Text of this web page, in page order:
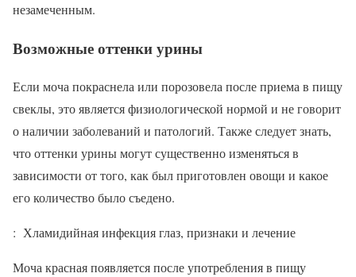
незамеченным.
Возможные оттенки урины
Если моча покраснела или порозовела после приема в пищу
свеклы, это является физиологической нормой и не говорит
о наличии заболеваний и патологий. Также следует знать,
что оттенки урины могут существенно изменяться в
зависимости от того, как был приготовлен овощи и какое
его количество было съедено.
: Хламидийная инфекция глаз, признаки и лечение
Моча красная появляется после употребления в пищу